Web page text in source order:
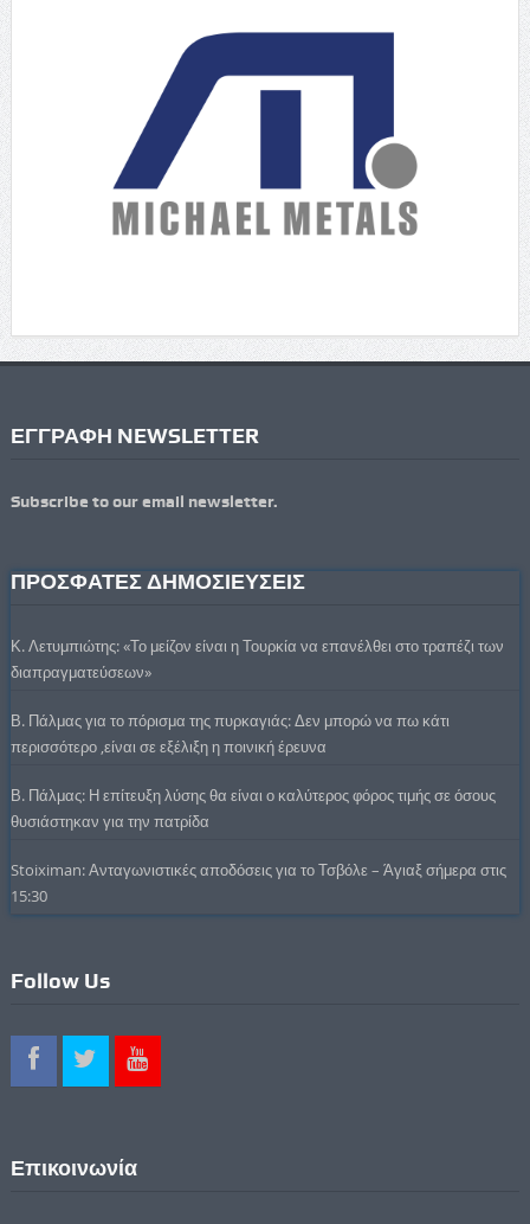
ΕΓΓΡΑΦΗ NEWSLETTER
Subscribe to our email newsletter.
ΠΡΟΣΦΑΤΕΣ ΔΗΜΟΣΙΕΥΣΕΙΣ
Κ. Λετυμπιώτης: «Το μείζον είναι η Τουρκία να επανέλθει στο τραπέζι των
διαπραγματεύσεων»
Β. Πάλμας για το πόρισμα της πυρκαγιάς: Δεν μπορώ να πω κάτι
περισσότερο ,είναι σε εξέλιξη η ποινική έρευνα
Β. Πάλμας: Η επίτευξη λύσης θα είναι ο καλύτερος φόρος τιμής σε όσους
θυσιάστηκαν για την πατρίδα
Stoiximan: Ανταγωνιστικές αποδόσεις για το Τσβόλε – Άγιαξ σήμερα στις
15:30
Follow Us
Επικοινωνία